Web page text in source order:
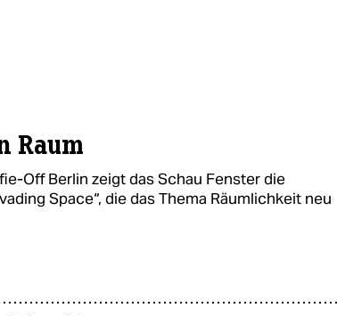
Raum
Off Berlin zeigt das Schau Fenster die
Space“, die das Thema Räumlichkeit neu